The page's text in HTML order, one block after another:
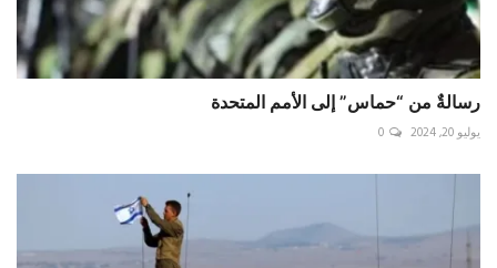
رسالةٌ من “حماس” إلى الأمم المتحدة
يوليو 20, 2024 0